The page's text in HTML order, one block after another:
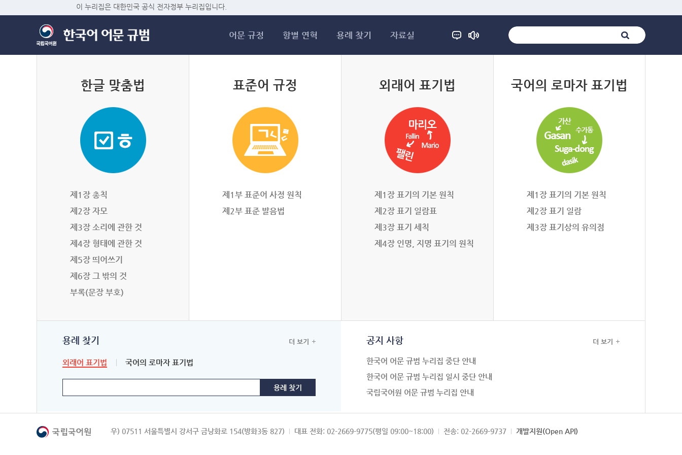
이 누리집은 대한민국 공식 전자정부 누리집입니다.
어문 규정 항별 연혁 용례 찾기 자료실
한글 맞춤법
제1장 총칙
제2장 자모
제3장 소리에 관한 것
제4장 형태에 관한 것
제5장 띄어쓰기
제6장 그 밖의 것
부록(문장 부호)
표준어 규정
제1부 표준어 사정 원칙
제2부 표준 발음법
외래어 표기법
제1장 표기의 기본 원칙
제2장 표기 일람표
제3장 표기 세칙
제4장 인명, 지명 표기의 원칙
국어의 로마자 표기법
제1장 표기의 기본 원칙
제2장 표기 일람
제3장 표기상의 유의점
용례 찾기
외래어 표기법 국어의 로마자 표기법
더 보기 공지 사항
한국어 어문 규범 누리집 중단 안내
한국어 어문 규범 누리집 일시 중단 안내
국립국어원 어문 규범 누리집 안내
더 보기
우) 07511 서울특별시 강서구 금낭화로 154(방화3동 827) 대표 전화: 02-2669-9775(평일 09:00~18:00) 전송: 02-2669-9737 개발지원(Open API)